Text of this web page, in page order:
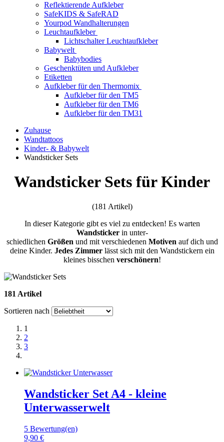
Reflektierende Aufkleber
SafeKIDS & SafeRAD
Yourpod Wandhalterungen
Leuchtaufkleber
Lichtschalter Leuchtaufkleber
Babywelt
Babybodies
Geschenktüten und Aufkleber
Etiketten
Aufkleber für den Thermomix
Aufkleber für den TM5
Aufkleber für den TM6
Aufkleber für den TM31
Zuhause
Wandtattoos
Kinder- & Babywelt
Wandsticker Sets
Wandsticker Sets für Kinder
(181 Artikel)
In dieser Kategorie gibt es viel zu entdecken! Es warten
Wandstickerin unter-
schiedlichen Größen und mit verschiedenen Motiven auf dich und
deine Kinder. Jedes Zimmerlässt sich mit den Wandstickern ein
kleines bisschen verschönern!
181 Artikel
Sortieren nach
1
2
3
Wandsticker Set A4 - kleine
Unterwasserwelt
5 Bewertung(en)
9,90 €